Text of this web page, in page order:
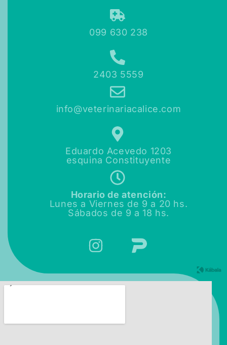
099 630 238
2403 5559
info@veterinariacalice.com
Eduardo Acevedo 1203
esquina Constituyente
Horario de atención:
Lunes a Viernes de 9 a 20 hs.
Sábados de 9 a 18 hs.